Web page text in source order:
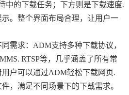
中的下载任务；下方则是下载速度.
。整个界面布局合理，让用户一
需求：ADM支持多种下载协议，
RTSP等，几乎涵盖了所有常
户可以通过ADM轻松下载网页.
，满足不同场景下的下载需求。